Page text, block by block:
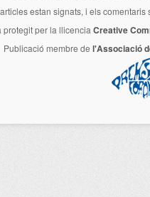
estan signats, i els
protegit per la llicencia Creative
Publicació membre de l'Associació